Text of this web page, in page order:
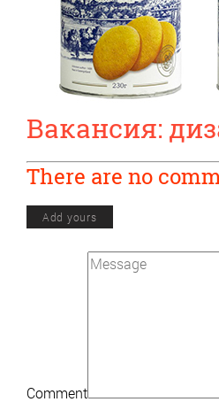
Вакансия:
There are no
Add yours
Comment